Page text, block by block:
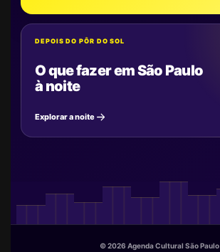
DEPOIS DO PÔR DO SOL
O que fazer em São Paulo
à noite
Explorar a noite
© 2026 Agenda Cultural São Paulo